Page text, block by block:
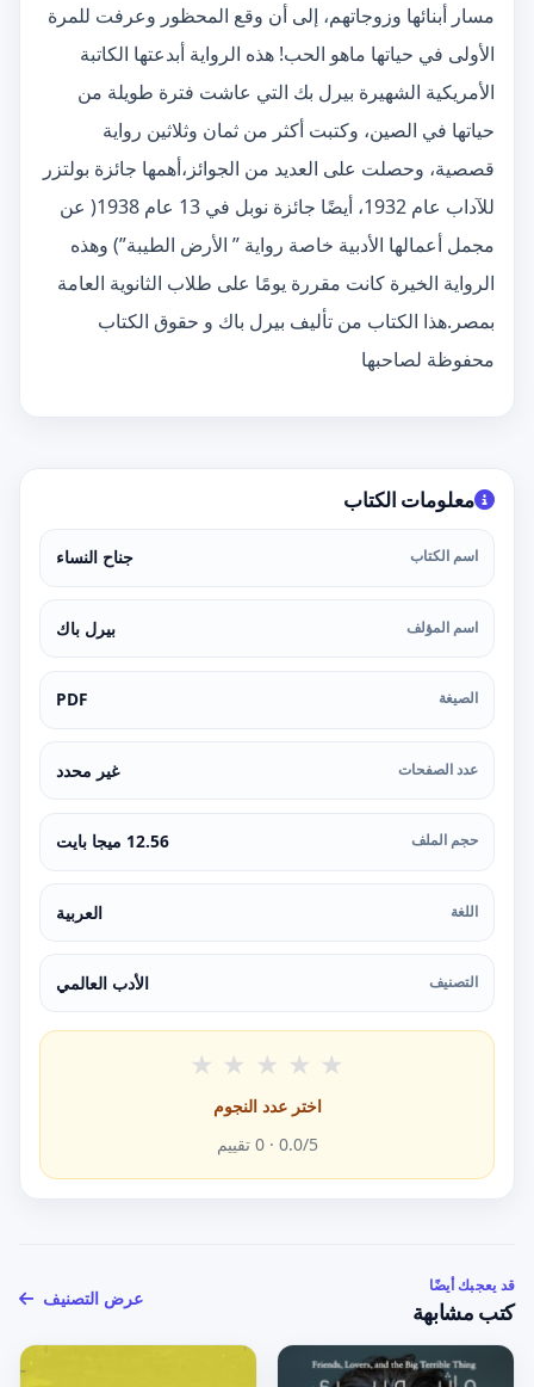
مسار أبنائها وزوجاتهم، إلى أن وقع المحظور وعرفت للمرة
الأولى في حياتها ماهو الحب! هذه الرواية أبدعتها الكاتبة
الأمريكية الشهيرة بيرل بك التي عاشت فترة طويلة من
حياتها في الصين، وكتبت أكثر من ثمان وثلاثين رواية
قصصية، وحصلت على العديد من الجوائز،أهمها جائزة بولتزر
للآداب عام 1932، أيضًا جائزة نوبل في 13 عام 1938( عن
مجمل أعمالها الأدبية خاصة رواية ” الأرض الطيبة”) وهذه
الرواية الخيرة كانت مقررة يومًا على طلاب الثانوية العامة
بمصر.هذا الكتاب من تأليف بيرل باك و حقوق الكتاب
محفوظة لصاحبها
معلومات الكتاب
اسم الكتاب جناح النساء
اسم المؤلف بيرل باك
الصيغة PDF
عدد الصفحات غير محدد
حجم الملف 12.56 ميجا بايت
اللغة العربية
التصنيف الأدب العالمي
★ ★ ★ ★ ★
اختر عدد النجوم
0.0/5 ·
0 تقييم
قد يعجبك أيضًا
كتب مشابهة
عرض التصنيف